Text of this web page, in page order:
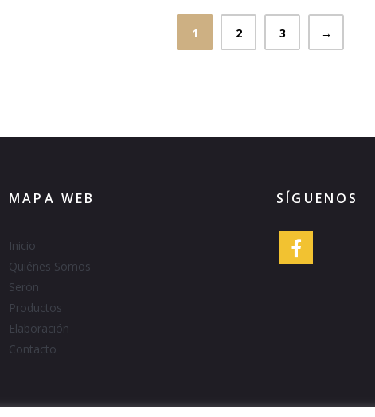
1 2 3 →
MAPA WEB
Inicio
Quiénes Somos
Serón
Productos
Elaboración
Contacto
SÍGUENOS